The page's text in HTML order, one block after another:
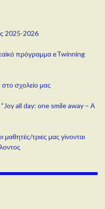
2025-2026
πρόγραμμα eTwinning
σχολείο μας
all day: one smile away – A
τριες μας γίνονται